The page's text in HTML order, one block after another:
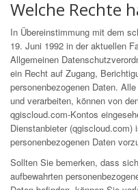
Welche Rechte
In Übereinstimmung mit dem
19. Juni 1992 in der aktuellen
Allgemeinen
ein Recht auf Zugang,
personenbezogenen Daten.
und verarbeiten, können von
qgiscloud.com-Kontos
Dienstanbieter
personenbezogenen Daten
Sollten Sie bemerken, dass
aufbewahrten